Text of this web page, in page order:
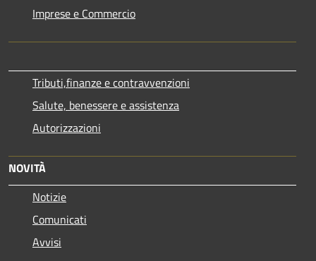
Imprese e Commercio
Tributi,finanze e contravvenzioni
Salute, benessere e assistenza
Autorizzazioni
NOVITÀ
Notizie
Comunicati
Avvisi